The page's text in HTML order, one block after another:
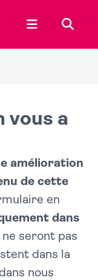
Ouvrir le
vous a
amélioration
de cette
en
dans
seront pas
dans la
nous